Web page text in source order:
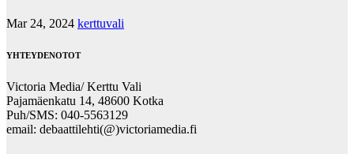
Mar 24, 2024 kerttuvali
YHTEYDENOTOT
Victoria Media/ Kerttu Vali
Pajamäenkatu 14, 48600 Kotka
Puh/SMS: 040-5563129
email: debaattilehti(@)victoriamedia.fi